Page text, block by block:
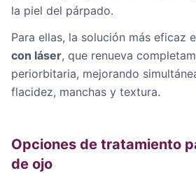
la piel del párpado.
Para ellas, la solución más eficaz
con láser, que renueva
periorbitaria, mejorando
flacidez, manchas y textura.
Opciones de tratamiento
de ojo